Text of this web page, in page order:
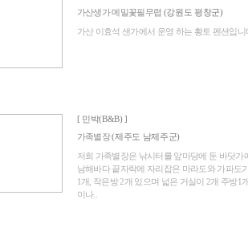
가산생가 메밀꽃필무렵 (강원도 평창군)
가산 이효석 샌가에서 운영 하는 황토 펜션입니
[ 민박(B&B) ]
가족별장(제주도 남제주군)
저희 가족별장은 낚시터를 앞마당에 둔 바닷
남해바다 끝자락에 자리잡은 마라도와 가파도
1개, 작은방 2개 있으며 넓은 거실이 2개 주방
이나..